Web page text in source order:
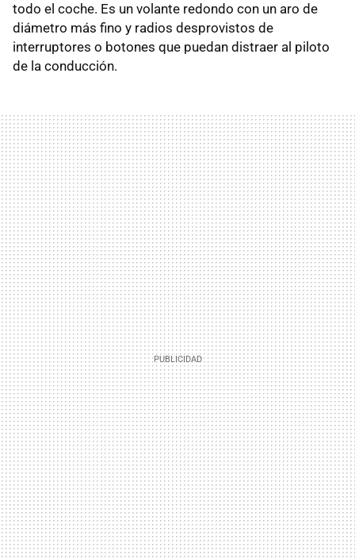
todo el coche. Es un volante redondo con un aro de
diámetro más fino y radios desprovistos de
interruptores o botones que puedan distraer al piloto
de la conducción.